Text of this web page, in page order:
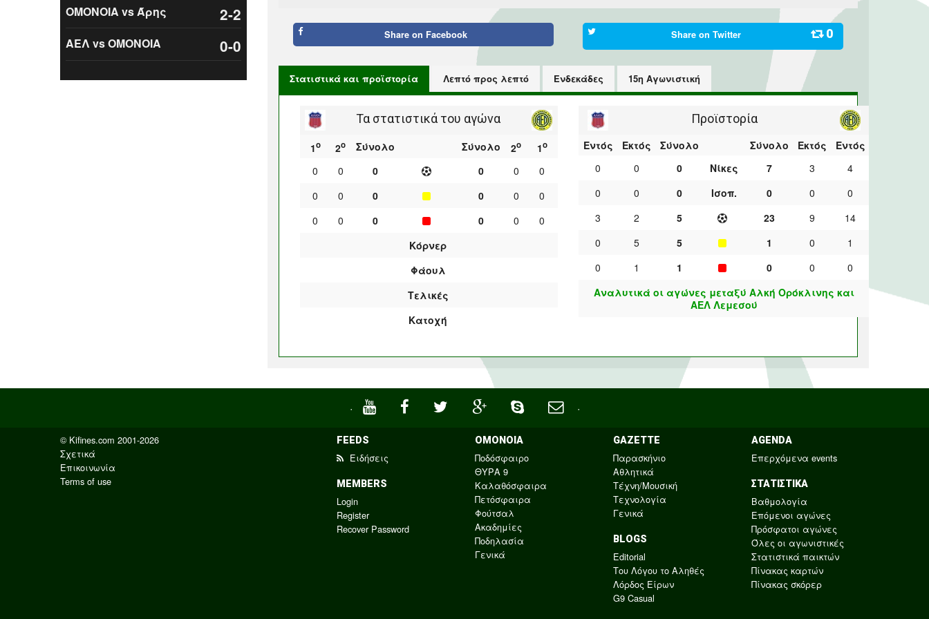
ΟΜΟΝΟΙΑ vs Άρης 2-2
ΑΕΛ vs ΟΜΟΝΟΙΑ 0-0
Share on Facebook Share on Twitter 0
Στατιστικά και προϊστορία Λεπτό προς λεπτό Ενδεκάδες 15η Αγωνιστική
Τα στατιστικά του αγώνα
1ο 2ο Σύνολο Σύνολο 2ο 1ο
0 0 0 0 0
0
0
0 0 0 0
0
0
0 0 0 0
0
Κόρνερ
Φάουλ
Τελικές
Κατοχή
Προϊστορία
Εντός Εκτός Σύνολο Σύνολο Εκτός
Εντός
0
0 0 Νίκες 7 3
4
0
0 0 Ισοπ. 0 0
0
3
2 5 23 9
14
0
5 5 1 0
1
0
1 1 0 0
0
Αναλυτικά οι αγώνες μεταξύ Αλκή Ορόκλινης και
ΑΕΛ Λεμεσού
· ·
© Kifines.com 2001-2026
Σχετικά
Επικοινωνία
Terms of use
FEEDS
Ειδήσεις
MEMBERS
Login
Register
Recover Password
ΟΜΟΝΟΙΑ
Ποδόσφαιρο
ΘΥΡΑ 9
Καλαθόσφαιρα
Πετόσφαιρα
Φούτσαλ
Ακαδημίες
Ποδηλασία
Γενικά
GAZETTE
Παρασκήνιο
Αθλητικά
Τέχνη/Μουσική
Τεχνολογία
Γενικά
BLOGS
Editorial
Του Λόγου το Αληθές
Λόρδος Είρων
G9 Casual
AGENDA
Επερχόμενα events
ΣΤΑΤΙΣΤΙΚΑ
Βαθμολογία
Επόμενοι αγώνες
Πρόσφατοι αγώνες
Όλες οι αγωνιστικές
Στατιστικά παικτών
Πίνακας καρτών
Πίνακας σκόρερ